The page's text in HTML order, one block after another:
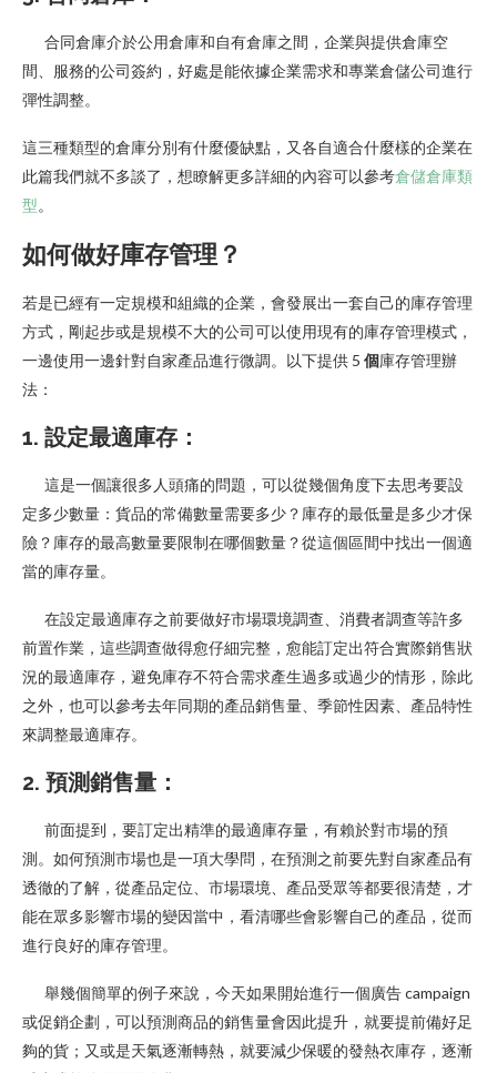
合同倉庫介於公用倉庫和自有倉庫之間，企業與提供倉庫空
間、服務的公司簽約，好處是能依據企業需求和專業倉儲公司進行
彈性調整。
這三種類型的倉庫分別有什麼優缺點，又各自適合什麼樣的企業在
此篇我們就不多談了，想瞭解更多詳細的內容可以參考倉儲倉庫類
型。
如何做好庫存管理？
若是已經有一定規模和組織的企業，會發展出一套自己的庫存管理
方式，剛起步或是規模不大的公司可以使用現有的庫存管理模式，
一邊使用一邊針對自家產品進行微調。以下提供 5 個庫存管理辦
法：
1. 設定最適庫存：
這是一個讓很多人頭痛的問題，可以從幾個角度下去思考要設
定多少數量：貨品的常備數量需要多少？庫存的最低量是多少才保
險？庫存的最高數量要限制在哪個數量？從這個區間中找出一個適
當的庫存量。
在設定最適庫存之前要做好市場環境調查、消費者調查等許多
前置作業，這些調查做得愈仔細完整，愈能訂定出符合實際銷售狀
況的最適庫存，避免庫存不符合需求產生過多或過少的情形，除此
之外，也可以參考去年同期的產品銷售量、季節性因素、產品特性
來調整最適庫存。
2. 預測銷售量：
前面提到，要訂定出精準的最適庫存量，有賴於對市場的預
測。如何預測市場也是一項大學問，在預測之前要先對自家產品有
透徹的了解，從產品定位、市場環境、產品受眾等都要很清楚，才
能在眾多影響市場的變因當中，看清哪些會影響自己的產品，從而
進行良好的庫存管理。
舉幾個簡單的例子來說，今天如果開始進行一個廣告 campaign
或促銷企劃，可以預測商品的銷售量會因此提升，就要提前備好足
夠的貨；又或是天氣逐漸轉熱，就要減少保暖的發熱衣庫存，逐漸